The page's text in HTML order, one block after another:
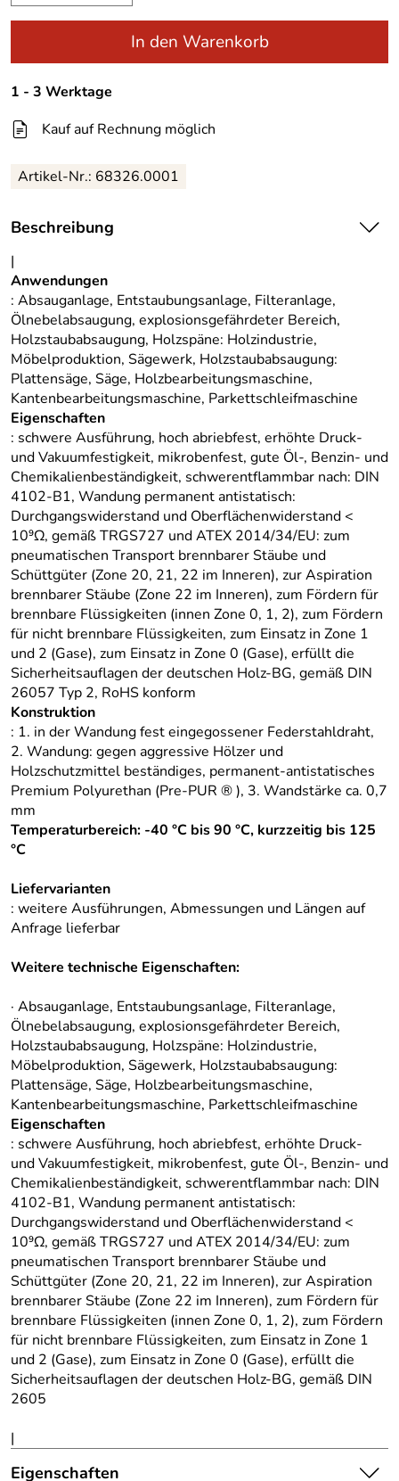
In den Warenkorb
1 - 3 Werktage
Kauf auf Rechnung möglich
Artikel-Nr.: 68326.0001
Beschreibung
|
Anwendungen
: Absauganlage, Entstaubungsanlage, Filteranlage,
Ölnebelabsaugung, explosionsgefährdeter Bereich,
Holzstaubabsaugung, Holzspäne: Holzindustrie,
Möbelproduktion, Sägewerk, Holzstaubabsaugung:
Plattensäge, Säge, Holzbearbeitungsmaschine,
Kantenbearbeitungsmaschine, Parkettschleifmaschine
Eigenschaften
: schwere Ausführung, hoch abriebfest, erhöhte Druck-
und Vakuumfestigkeit, mikrobenfest, gute Öl-, Benzin- und
Chemikalienbeständigkeit, schwerentflammbar nach: DIN
4102-B1, Wandung permanent antistatisch:
Durchgangswiderstand und Oberflächenwiderstand <
10⁹Ω, gemäß TRGS727 und ATEX 2014/34/EU: zum
pneumatischen Transport brennbarer Stäube und
Schüttgüter (Zone 20, 21, 22 im Inneren), zur Aspiration
brennbarer Stäube (Zone 22 im Inneren), zum Fördern für
brennbare Flüssigkeiten (innen Zone 0, 1, 2), zum Fördern
für nicht brennbare Flüssigkeiten, zum Einsatz in Zone 1
und 2 (Gase), zum Einsatz in Zone 0 (Gase), erfüllt die
Sicherheitsauflagen der deutschen Holz-BG, gemäß DIN
26057 Typ 2, RoHS konform
Konstruktion
: 1. in der Wandung fest eingegossener Federstahldraht,
2. Wandung: gegen aggressive Hölzer und
Holzschutzmittel beständiges, permanent-antistatisches
Premium Polyurethan (Pre-PUR ® ), 3. Wandstärke ca. 0,7
mm
Temperaturbereich: -40 °C bis 90 °C, kurzzeitig bis 125
°C
Liefervarianten
: weitere Ausführungen, Abmessungen und Längen auf
Anfrage lieferbar
Weitere technische Eigenschaften:
· Absauganlage, Entstaubungsanlage, Filteranlage,
Ölnebelabsaugung, explosionsgefährdeter Bereich,
Holzstaubabsaugung, Holzspäne: Holzindustrie,
Möbelproduktion, Sägewerk, Holzstaubabsaugung:
Plattensäge, Säge, Holzbearbeitungsmaschine,
Kantenbearbeitungsmaschine, Parkettschleifmaschine
Eigenschaften
: schwere Ausführung, hoch abriebfest, erhöhte Druck-
und Vakuumfestigkeit, mikrobenfest, gute Öl-, Benzin- und
Chemikalienbeständigkeit, schwerentflammbar nach: DIN
4102-B1, Wandung permanent antistatisch:
Durchgangswiderstand und Oberflächenwiderstand <
10⁹Ω, gemäß TRGS727 und ATEX 2014/34/EU: zum
pneumatischen Transport brennbarer Stäube und
Schüttgüter (Zone 20, 21, 22 im Inneren), zur Aspiration
brennbarer Stäube (Zone 22 im Inneren), zum Fördern für
brennbare Flüssigkeiten (innen Zone 0, 1, 2), zum Fördern
für nicht brennbare Flüssigkeiten, zum Einsatz in Zone 1
und 2 (Gase), zum Einsatz in Zone 0 (Gase), erfüllt die
Sicherheitsauflagen der deutschen Holz-BG, gemäß DIN
2605
|
Eigenschaften